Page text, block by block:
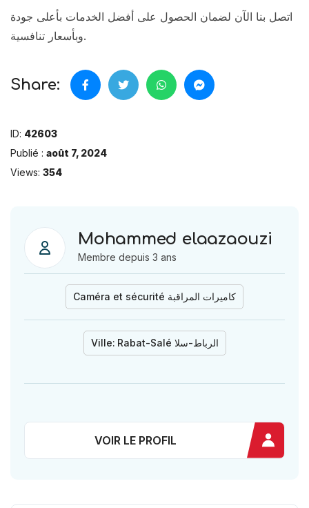
اتصل بنا الآن لضمان الحصول على أفضل الخدمات بأعلى جودة
وبأسعار تنافسية.
Share:
ID: 42603
Publié : août 7, 2024
Views: 354
Mohammed elaazaouzi
Membre depuis 3 ans
Caméra et sécurité كاميرات المراقبة
Ville: Rabat-Salé الرباط-سلا
VOIR LE PROFIL